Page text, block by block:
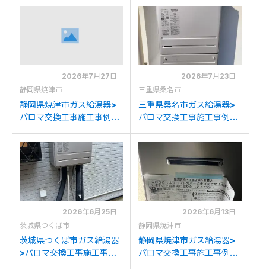
C2052SAWXからパロマ
からパロマFH-
E2022SAWLへの交換
2026年7月27日
静岡県焼津市
静岡県焼津市ガス給湯器>
パロマ交換工事施工事例：
E2008SAW(A)からパロマ
FH-E2022SAWLへの交換
2026年7月23日
三重県桑名市
三重県桑名市ガス給湯器>
パロマ交換工事施工事例：
K2001SAW(A)からパロマ
FH-E2022SAWLへの交換
2026年6月25日
茨城県つくば市
茨城県つくば市ガス給湯器
>パロマ交換工事施工事
2026年6月13日
静岡県焼津市
静岡県焼津市ガス給湯器>
パロマ交換工事施工事例：